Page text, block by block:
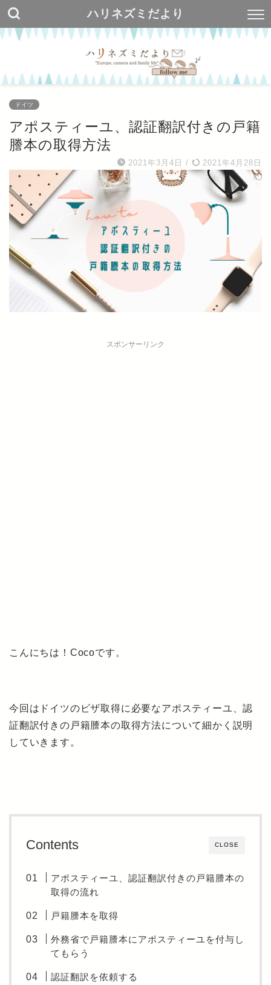
ハリネズミだより
ドイツ
アポスティーユ、認証翻訳付きの戸籍
謄本の取得方法
2021年3月4日 / 2021年4月28日
スポンサーリンク
こんにちは！Cocoです。
今回はドイツのビザ取得に必要なアポスティーユ、認
証翻訳付きの戸籍謄本の取得方法について細かく説明
していきます。
CLOSE
Contents
アポスティーユ、認証翻訳付きの戸籍謄本の
取得の流れ
戸籍謄本を取得
外務省で戸籍謄本にアポスティーユを付与し
てもらう
認証翻訳を依頼する